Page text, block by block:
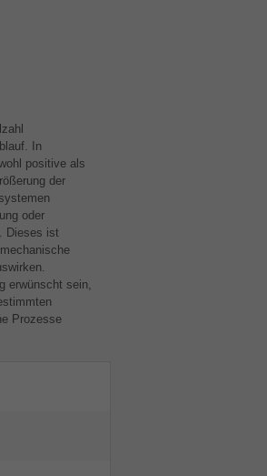
In
positive als
der
oder
Dieses ist
erwünscht sein,
Prozesse